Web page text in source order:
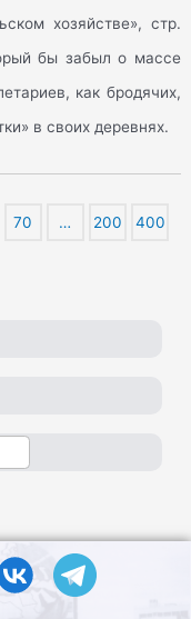
хозяйстве», стр.
бы забыл о массе
как бродячих,
в своих деревнях.
70 … 200 400